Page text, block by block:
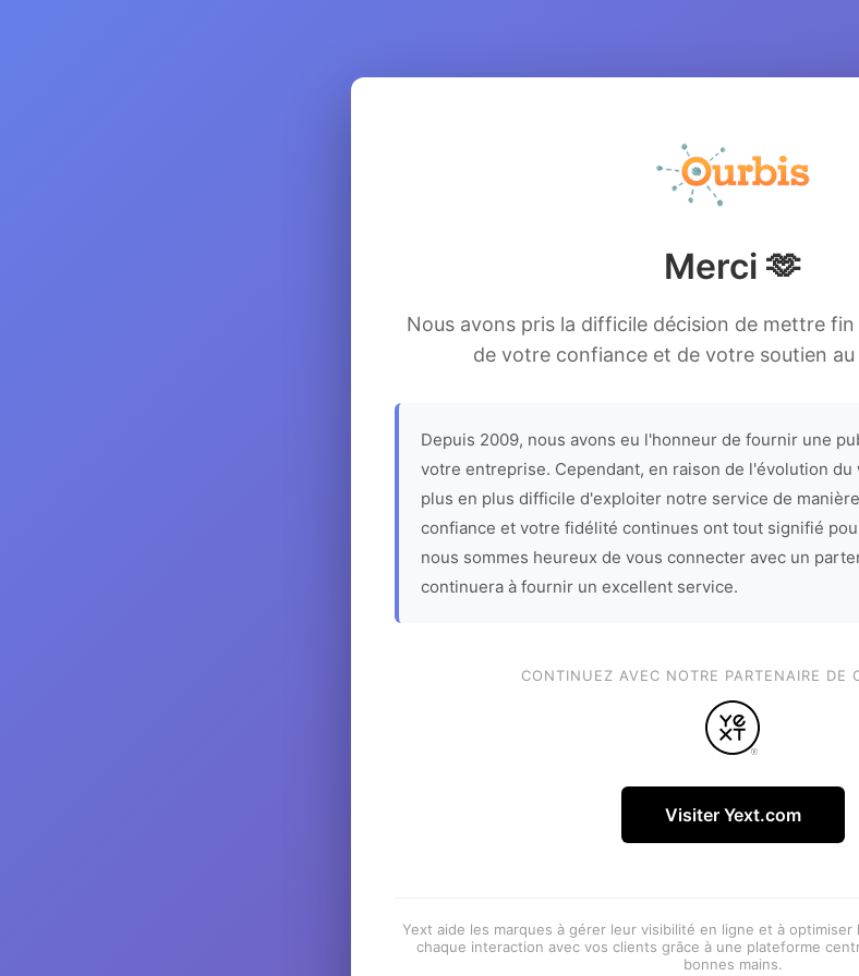
Merci 🫶
Nous avons pris la difficile décision de mettre
de votre confiance et de votre soutien au
Depuis 2009, nous avons eu l'honneur de fournir une
votre entreprise. Cependant, en raison de l'évolution du
plus en plus difficile d'exploiter notre service de
confiance et votre fidélité continues ont tout signifié
nous sommes heureux de vous connecter avec un
continuera à fournir un excellent service.
CONTINUEZ AVEC NOTRE PARTENAIRE DE
Visiter Yext.com
Yext aide les marques à gérer leur visibilité en ligne et à
chaque interaction avec vos clients grâce à une plateforme
bonnes mains.